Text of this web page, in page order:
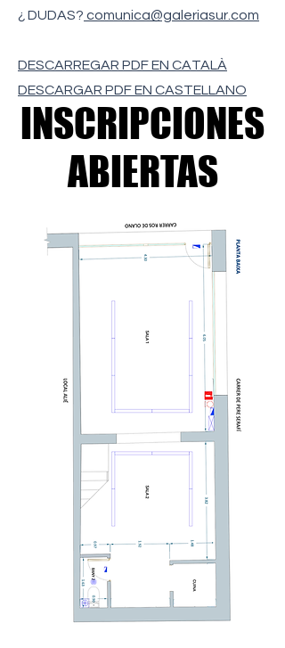
¿ DUDAS? comunica@galeriasur.com
​DESCARREGAR PDF EN CATALÀ
DESCARGAR PDF EN CASTELLANO
INSCRIPCIONES
ABIERTAS
INSCRIPCIONES
ABIERTAS